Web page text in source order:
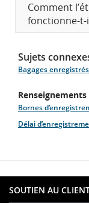
Comment
fonctionne-t-
Sujets
Bagages enregistrés
Bornes
Délai
SOUTIEN AU